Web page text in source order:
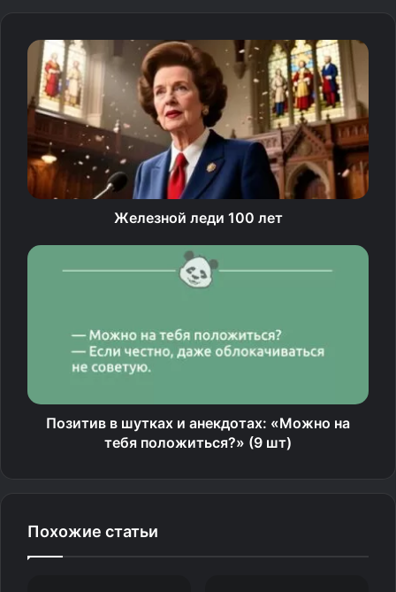
Римляне начали разрабатывать золотые залежи на
северо-западе Испании в первом веке нашей эры,
система, носившая название ruina montium — то есть
«разрушение гор», использовала мощь водяного
напора, чтобы обрушить породу и обнажить
Железной леди 100 лет
Позитив в шутках и анекдотах: «Можно на
тебя положиться?» (9 шт)
Похожие статьи